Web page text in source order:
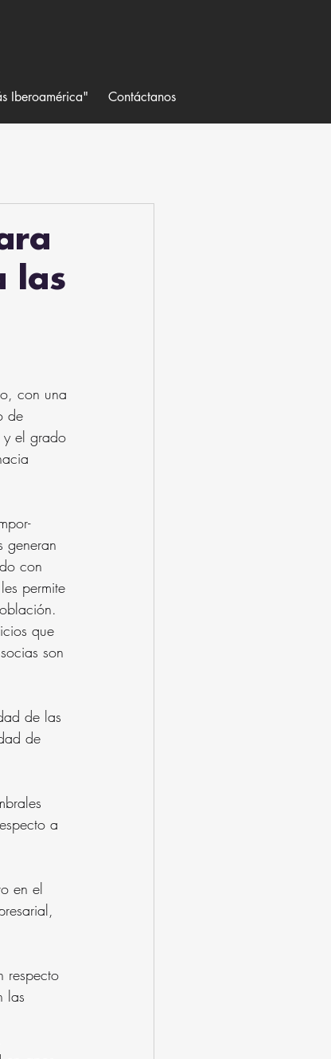
Iberoamérica" Contáctanos
las
con una
de
y el grado
generan
con
permite
que
son
de las
de
a
en el
respecto
las